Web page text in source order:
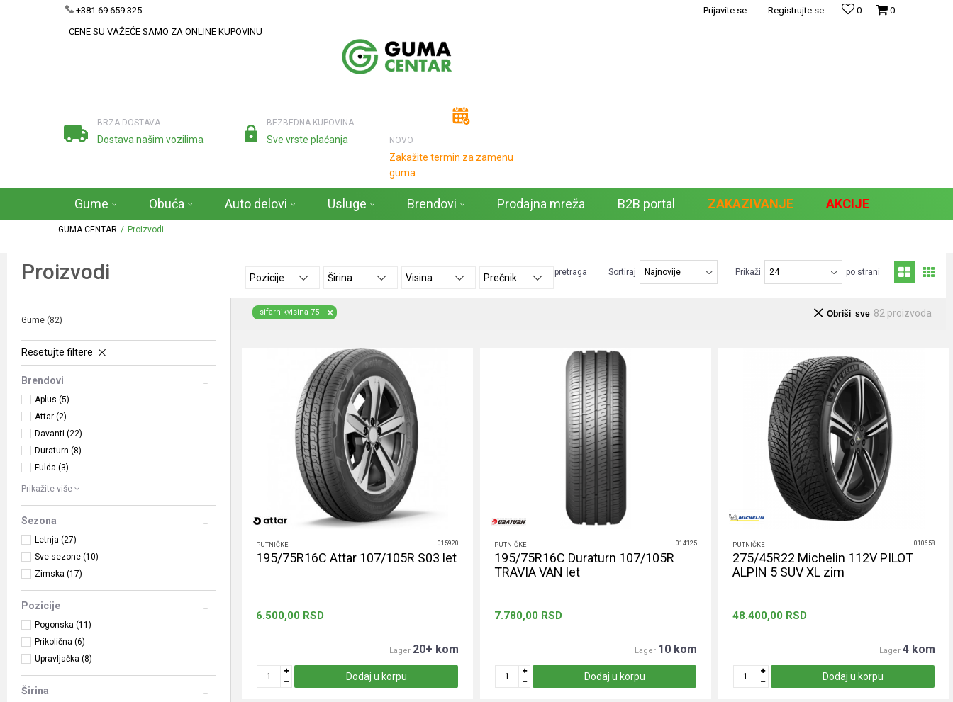
+381 69 659 325
CENE SU VAŽEĆE SAMO ZA ONLINE KUPOVINU
0
0
Prijavite se Registrujte se
BRZA DOSTAVA
Dostava našim vozilima
BEZBEDNA KUPOVINA
Sve vrste plaćanja NOVO
Zakažite termin za zamenu
guma
Gume Obuća Auto delovi Usluge Brendovi Prodajna mreža B2B portal ZAKAZIVANJE AKCIJE
GUMA CENTAR Proizvodi
Proizvodi Autopretraga Sortiraj Prikaži po strani
Gume (82)
Resetujte filtere
Brendovi
Aplus (5)
Attar (2)
Davanti (22)
Duraturn (8)
Fulda (3)
Prikažite više
Sezona
Letnja (27)
Sve sezone (10)
Zimska (17)
Pozicije
Pogonska (11)
Prikolična (6)
Upravljačka (8)
Širina
Pozicije Širina Visina Prečnik
sifarnikvisina-75 82 proizvoda
Obriši sve
PUTNIČKE 015920
195/75R16C Attar 107/105R S03 let
6.500,00 RSD
Lager 20+ kom
Dodaj u korpu
PUTNIČKE 014125
195/75R16C Duraturn 107/105R
TRAVIA VAN let
7.780,00 RSD
Lager 10 kom
Dodaj u korpu
PUTNIČKE 010658
275/45R22 Michelin 112V PILOT
ALPIN 5 SUV XL zim
48.400,00 RSD
Lager 4 kom
Dodaj u korpu